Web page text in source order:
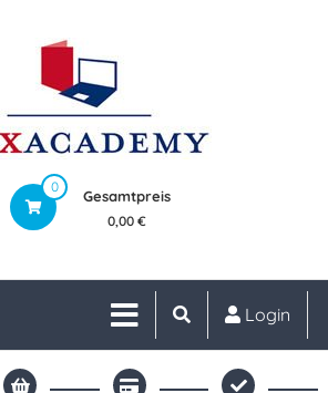
0
Gesamtpreis
0,00 €
Login